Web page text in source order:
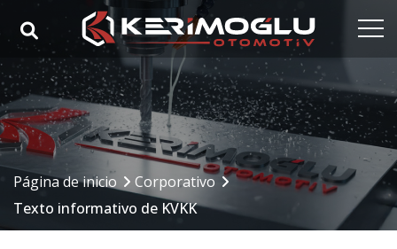
Página de inicio
Corporativo
Nuestras competencias
Nuestros productos
Sectores
Página de inicio
Corporativo
Texto informativo de KVKK